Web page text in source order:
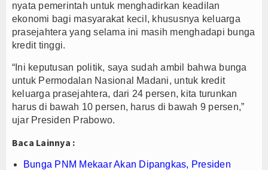
nyata pemerintah untuk menghadirkan keadilan
ekonomi bagi masyarakat kecil, khususnya keluarga
prasejahtera yang selama ini masih menghadapi bunga
kredit tinggi.
“Ini keputusan politik, saya sudah ambil bahwa bunga
untuk Permodalan Nasional Madani, untuk kredit
keluarga prasejahtera, dari 24 persen, kita turunkan
harus di bawah 10 persen, harus di bawah 9 persen,”
ujar Presiden Prabowo.
Baca Lainnya :
Bunga PNM Mekaar Akan Dipangkas, Presiden